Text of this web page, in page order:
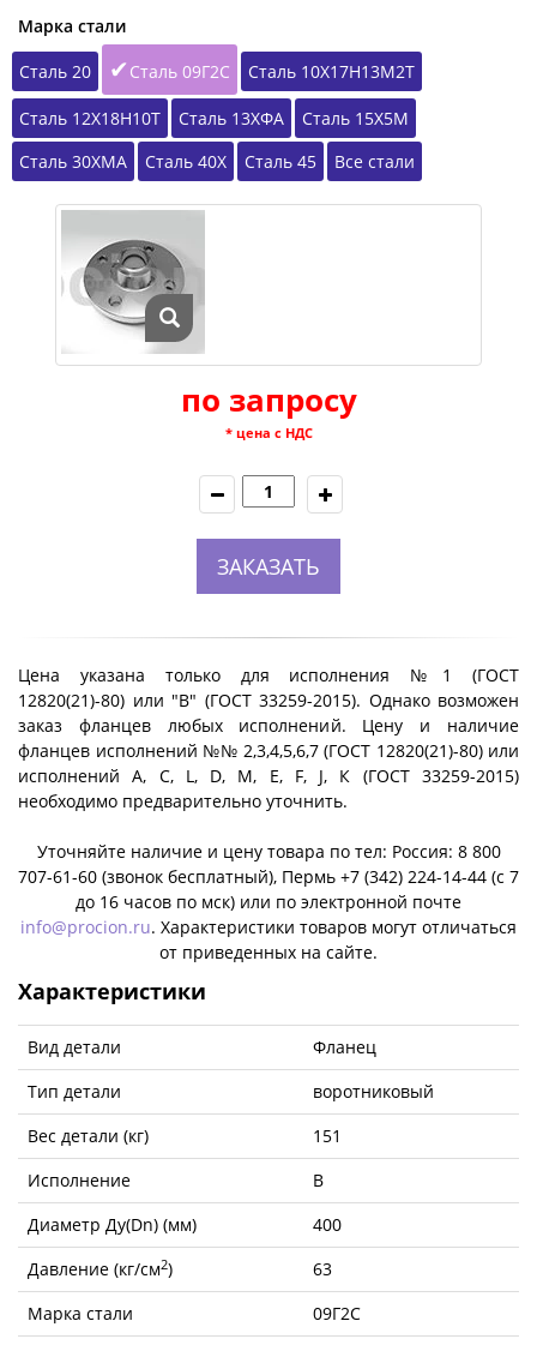
Марка стали
Сталь 20
Сталь 09Г2С Сталь 10Х17Н13М2Т
Сталь 12Х18Н10Т Сталь 13ХФА
Сталь 15Х5М
Сталь 30ХМА
Сталь 40Х Сталь 45 Все стали
по запросу
* цена с НДС
ЗАКАЗАТЬ
Цена указана только для исполнения №1 (ГОСТ
12820(21)-80) или "B" (ГОСТ 33259-2015). Однако возможен
заказ фланцев любых исполнений. Цену и наличие
фланцев исполнений №№ 2,3,4,5,6,7 (ГОСТ 12820(21)-80) или
исполнений A, C, L, D, M, E, F, J, К (ГОСТ 33259-2015)
необходимо предварительно уточнить.
Уточняйте наличие и цену товара по тел: Россия: 8 800
707-61-60 (звонок бесплатный), Пермь +7 (342) 224-14-44 (c 7
до 16 часов по мск) или по электронной почте
info@procion.ru. Характеристики товаров могут отличаться
от приведенных на сайте.
Характеристики
Вид детали
Фланец
Тип детали
воротниковый
Вес детали (кг)
151
Исполнение
B
Диаметр Ду(Dn) (мм)
400
Давление (кг/см2)
63
Марка стали
09Г2С